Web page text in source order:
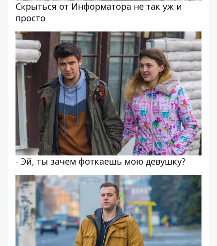
Скрыться от Информатора не так уж и
просто
- Эй, ты зачем фоткаешь мою девушку?